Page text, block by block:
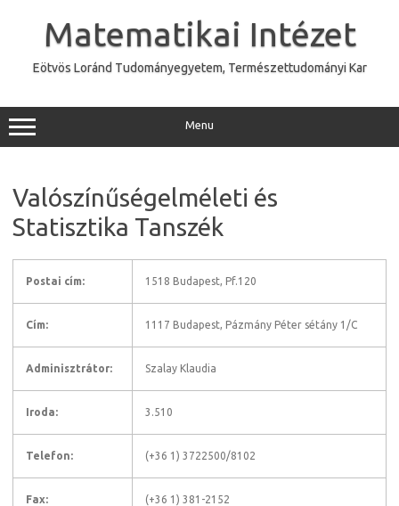
Matematikai Intézet
Eötvös Loránd Tudományegyetem, Természettudományi Kar
Menu
Valószínűségelméleti és
Statisztika Tanszék
Postai cím: 1518 Budapest, Pf.120
Cím: 1117 Budapest, Pázmány Péter sétány 1/C
Adminisztrátor: Szalay Klaudia
Iroda: 3.510
Telefon: (+36 1) 3722500/8102
Fax: (+36 1) 381-2152